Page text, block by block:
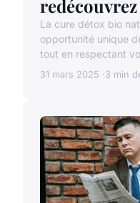
La cure détox bio
opportunité unique
tout en respectant
31 mars 2025 3 min